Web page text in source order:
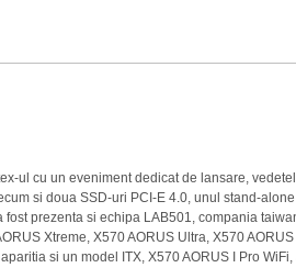
ul cu un eveniment dedicat de lansare,
si doua SSD-uri PCI-E 4.0, unul stand-
prezenta si echipa LAB501, compania
Xtreme, X570 AORUS Ultra, X570
si un model ITX, X570 AORUS I Pro